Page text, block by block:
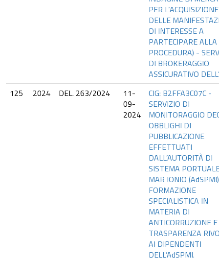
PER L‘ACQUISIZIONE
DELLE
DI INTERESSE A
PARTECIPARE ALLA
PROCEDURA) -
DI BROKERAGGIO
ASSICURATIVO DELL’
125
2024 DEL. 263/2024
11-
09-
2024
CIG: B2FFA3C07C -
SERVIZIO DI
MONITORAGGIO
OBBLIGHI DI
PUBBLICAZIONE
EFFETTUATI
DALL’AUTORITÀ DI
SISTEMA
MAR IONIO
FORMAZIONE
SPECIALISTICA IN
MATERIA DI
ANTICORRUZIONE E
TRASPARENZA
AI DIPENDENTI
DELL’AdSPMI.